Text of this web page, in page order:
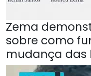
Zema
sobre como
mudança das